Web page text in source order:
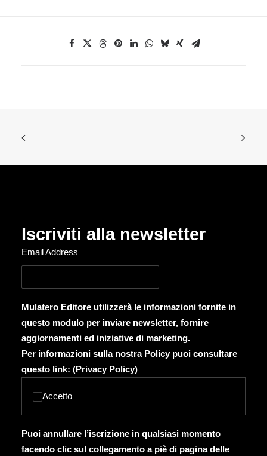
Iscriviti alla newsletter
Email Address
Mulatero Editore utilizzerà le informazioni fornite in
questo modulo per inviare newsletter, fornire
aggiornamenti ed iniziative di marketing.
Per informazioni sulla nostra Policy puoi consultare
questo link: (Privacy Policy)
Accetto
Puoi annullare l’iscrizione in qualsiasi momento
facendo clic sul collegamento a piè di pagina delle